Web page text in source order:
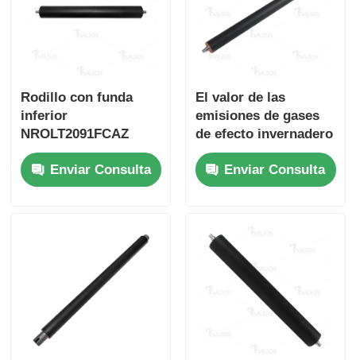
Contacto
Todos los casos
Solicitar una cotización
Chip de tóner Xerox
Chip de tono de Lexmark
Rodillo con funda
inferior
NROLT2091FCAZ
compatible para
Sharp MX M754N
M654N
Enviar Consulta
El valor de las
emisiones de gases
de efecto invernadero
es el valor de las
emisiones de gases
de efecto
emisiones de gases
de efecto
invernadero.
Enviar Consulta